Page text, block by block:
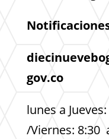
gov.co
lunes a
/Viernes: 8:30